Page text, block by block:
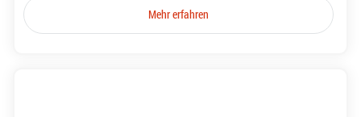
Mehr erfahren